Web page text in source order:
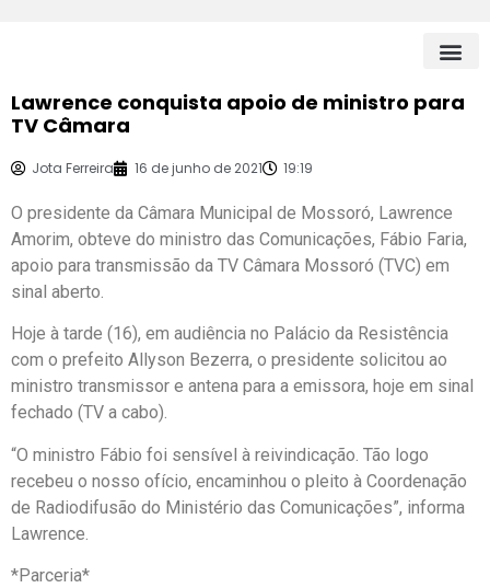
Lawrence conquista apoio de ministro para
TV Câmara
Jota Ferreira 16 de junho de 2021 19:19
O presidente da Câmara Municipal de Mossoró, Lawrence
Amorim, obteve do ministro das Comunicações, Fábio Faria,
apoio para transmissão da TV Câmara Mossoró (TVC) em
sinal aberto.
Hoje à tarde (16), em audiência no Palácio da Resistência
com o prefeito Allyson Bezerra, o presidente solicitou ao
ministro transmissor e antena para a emissora, hoje em sinal
fechado (TV a cabo).
“O ministro Fábio foi sensível à reivindicação. Tão logo
recebeu o nosso ofício, encaminhou o pleito à Coordenação
de Radiodifusão do Ministério das Comunicações”, informa
Lawrence.
*Parceria*